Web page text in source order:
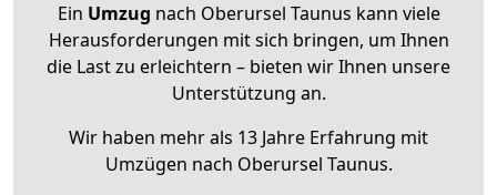
Ein Umzug nach Oberursel Taunus kann viele
Herausforderungen mit sich bringen, um Ihnen
die Last zu erleichtern – bieten wir Ihnen unsere
Unterstützung an.
Wir haben mehr als 13 Jahre Erfahrung mit
Umzügen nach Oberursel Taunus.